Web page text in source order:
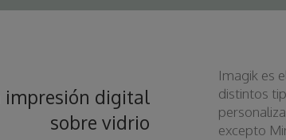
impresión digital
sobre vidrio
Imagik es
distintos
excepto